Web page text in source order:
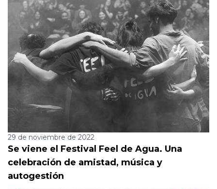
29 de noviembre de 2022
Se viene el Festival Feel de Agua. Una
celebración de amistad, música y
autogestión